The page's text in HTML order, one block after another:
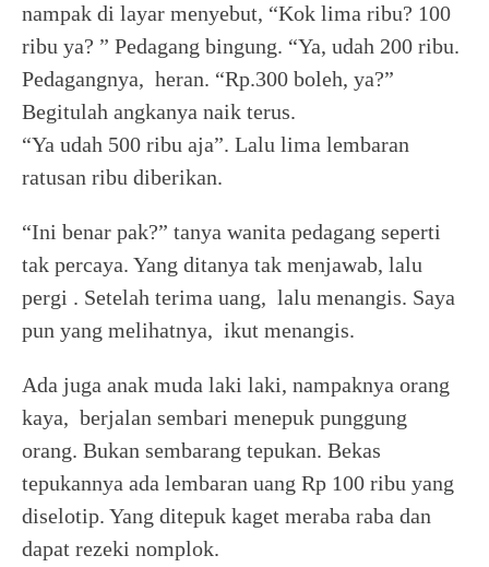
nampak di layar menyebut, “Kok lima ribu? 100
ribu ya? ” Pedagang bingung. “Ya, udah 200 ribu.
Pedagangnya, heran. “Rp.300 boleh, ya?”
Begitulah angkanya naik terus.
“Ya udah 500 ribu aja”. Lalu lima lembaran
ratusan ribu diberikan.
“Ini benar pak?” tanya wanita pedagang seperti
tak percaya. Yang ditanya tak menjawab, lalu
pergi . Setelah terima uang, lalu menangis. Saya
pun yang melihatnya, ikut menangis.
Ada juga anak muda laki laki, nampaknya orang
kaya, berjalan sembari menepuk punggung
orang. Bukan sembarang tepukan. Bekas
tepukannya ada lembaran uang Rp 100 ribu yang
diselotip. Yang ditepuk kaget meraba raba dan
dapat rezeki nomplok.